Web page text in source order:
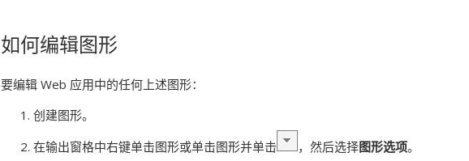
如何编辑图形
要编辑 Web 应用中的任何上述图形：
创建图形。
在输出窗格中右键单击图形或单击图形并单击
，然后选择图形选项。